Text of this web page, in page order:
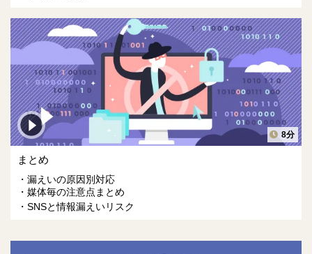
8分
まとめ
漏えいの原因別対応
媒体毎の注意点まとめ
SNSと情報漏えいリスク